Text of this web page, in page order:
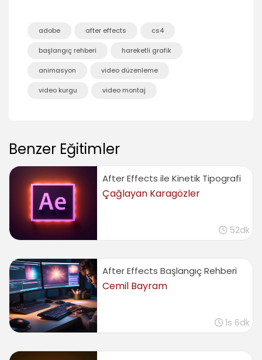
Animasyonu çoğaltma (Duplicate Animation)
02:11
03:00
Efekt Kullanma (Use Effects)
Stylize Efekt örnekleri, Karikatürize efekti
(Cartoon Effect)
03:40
Alev Efekti hazırlama, Hazır efektler kullanma ve
kaydetme
06:41
Cycore Efeklerinin kullanımı ve özelliği (Cycore
Effects)
Dalga efektleri (Wave Effects)
04:55
Çeşitli efekt kullanım örnekleri, Küre, Dağılım,
Üretim
08:41
(Brainstrom)
adobe after effects cs4
başlangıç rehberi hareketli grafik
animasyon video düzenleme
video kurgu video montaj
Benzer Eğitimler
After Effects ile Kinetik Tipografi
Çağlayan Karagözler
52dk
After Effects Başlangıç Rehberi
Cemil Bayram
1s 6dk